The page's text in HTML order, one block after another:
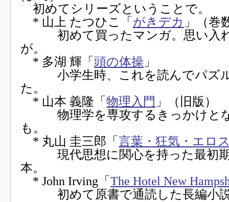
初めてシリーズということで。
* 山上 たつひこ「 がきデカ 」（巻
初めて買ったマンガ。思い入
が。
* 多湖 輝「頭の体操 」
小学生時、これを読んでパズ
た。
* 山本 義隆「物理入門 」（旧版）
物理学を専攻するきっかけと
も。
* 丸山 圭三郎「言葉・狂気・エロ
現代思想に関心を持った最初期
本。
* John Irving「The Hotel New
初めて原書で通読した長編小